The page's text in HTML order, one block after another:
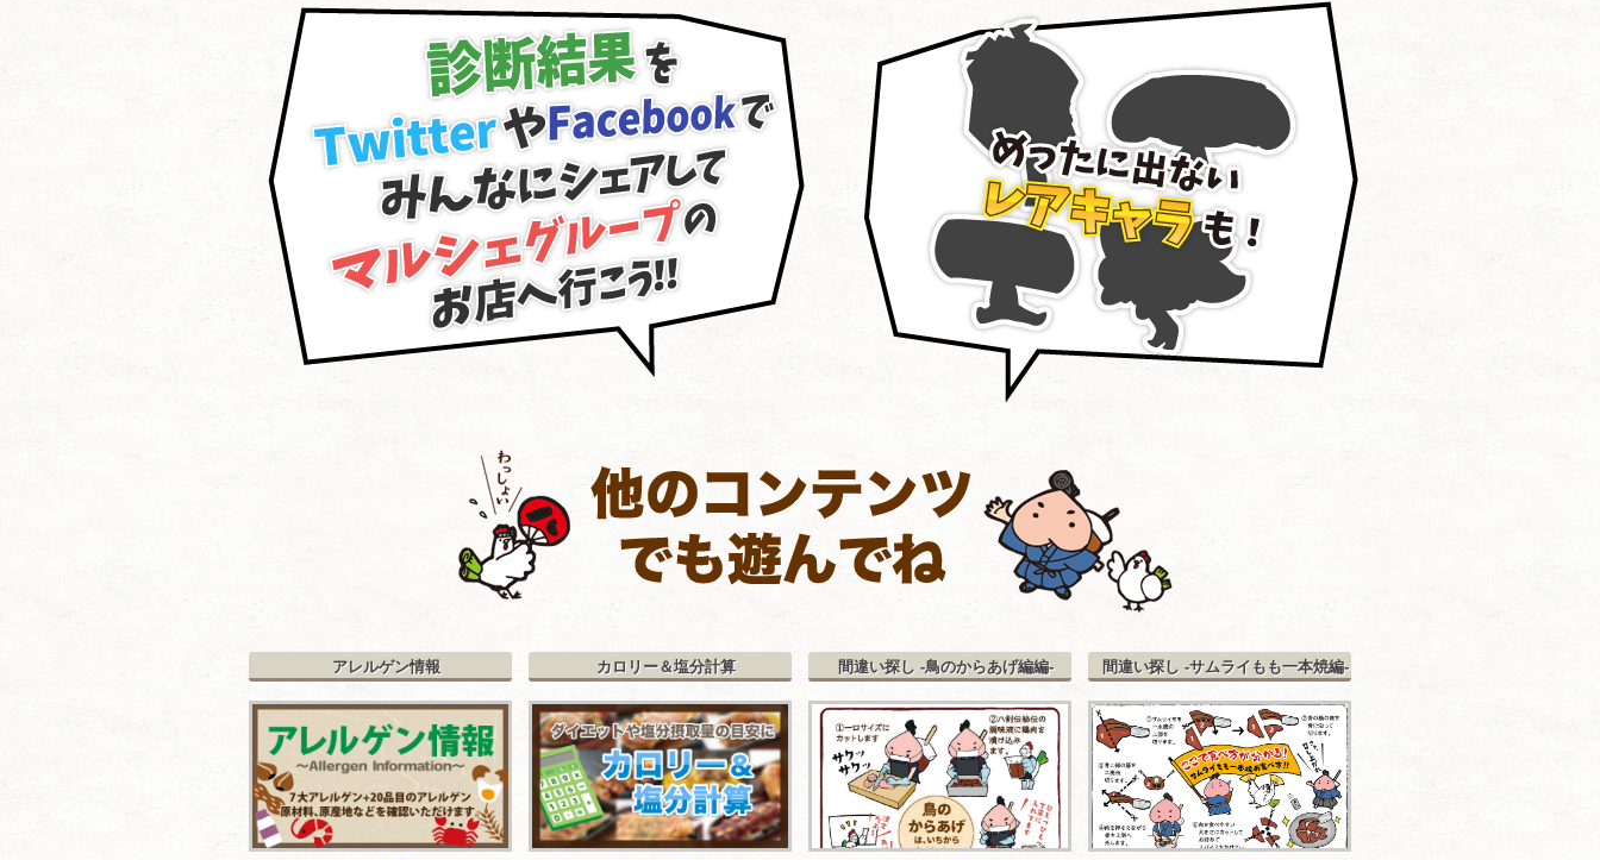
アレルゲン情報 カロリー＆塩分計算 間違い探し -鳥のからあげ編編- 間違い探し -サムライもも一本焼編-